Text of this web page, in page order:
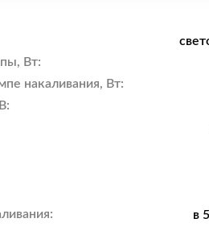
Вт:
накаливания, Вт:
в